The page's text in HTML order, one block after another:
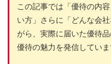
この記事では「優待の内
い方」さらに「どんな会
がら、実際に届いた優待
優待の魅力を発信していま